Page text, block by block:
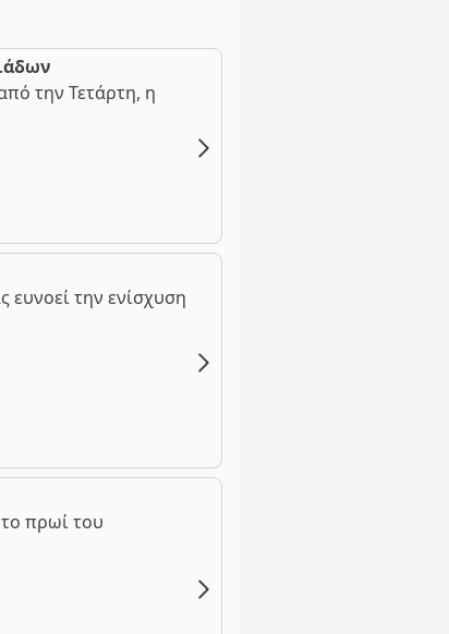
την Τετάρτη, η
την ενίσχυση
πρωί του